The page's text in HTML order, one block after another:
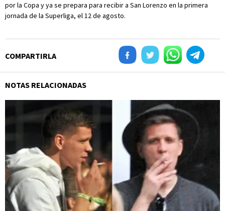
por la Copa y ya se prepara para recibir a San Lorenzo en la primera
jornada de la Superliga, el 12 de agosto.
COMPARTIRLA
NOTAS RELACIONADAS